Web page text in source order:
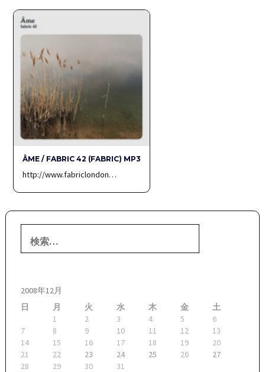
ÂME / FABRIC 42 (FABRIC) MP3
http://www.fabriclondon…
索:
2008年12月
日
月 火 水 木 金
土
1
2 3 4 5
6
7
8 9 10 11 12
13
14
15 16 17 18 19
20
21
22 23 24 25 26
27
28
29 30 31